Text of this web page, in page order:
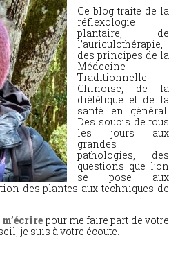
Ce blog traite de la
réflexologie
plantaire, de
l’auriculothérapie,
des principes de la
Médecine
Traditionnelle
Chinoise, de la
diététique et de la
santé en général.
Des soucis de tous
les jours aux
grandes
pathologies, des
questions que l’on
se pose aux
des plantes aux techniques de
m’écrire pour me faire part de votre
je suis à votre écoute.